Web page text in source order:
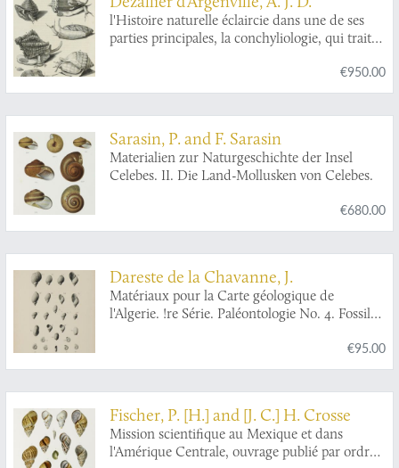
l'Histoire naturelle éclaircie dans une de ses
parties principales, la conchyliologie, qui traite
ouvrage dans lequel on trouve une nouvelle
méthode Latine & Françoise de les diviser:
leurs explications. Nouvelle édition. Enrichie
de figures dessinées d'après nature.
€950.00
Sarasin, P. and F. Sarasin
Materialien zur Naturgeschichte der Insel
Celebes. II. Die Land-Mollusken von Celebes.
€680.00
Dareste de la Chavanne, J.
Matériaux pour la Carte géologique de
l'Algerie. !re Série. Paléontologie No. 4. Fossiles
€95.00
Fischer, P. [H.] and [J. C.] H. Crosse
Mission scientifique au Mexique et dans
l'Amérique Centrale, ouvrage publié par ordre